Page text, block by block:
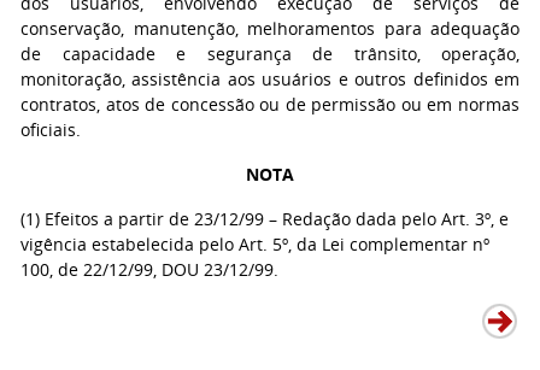
conservação, manutenção, melhoramentos para adequação
de capacidade e segurança de trânsito, operação,
monitoração, assistência aos usuários e outros definidos em
contratos, atos de concessão ou de permissão ou em normas
oficiais.
NOTA
(1) Efeitos a partir de 23/12/99 – Redação dada pelo Art. 3º, e
vigência estabelecida pelo Art. 5º, da Lei complementar nº
100, de 22/12/99, DOU 23/12/99.